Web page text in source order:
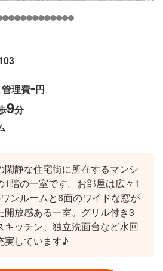
管理費-円
9分
閑静な住宅街に所在するマンシ
1階の一室です。お部屋は広々1
ンルームと6面のワイドな窓が
開放感ある一室。グリル付き3
キッチン、独立洗面台など水回
実しています♪